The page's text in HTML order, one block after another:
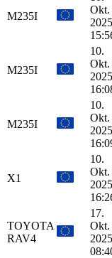
M235I
Okt.
M235I
10.
Okt.
M235I
10.
Okt.
X1
10.
Okt.
TOYOTA
RAV4
17.
Okt.